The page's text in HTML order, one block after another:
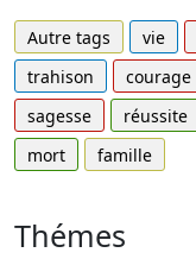
Autre tags vie
trahison
courage
sagesse
réussite
mort
famille
Thémes